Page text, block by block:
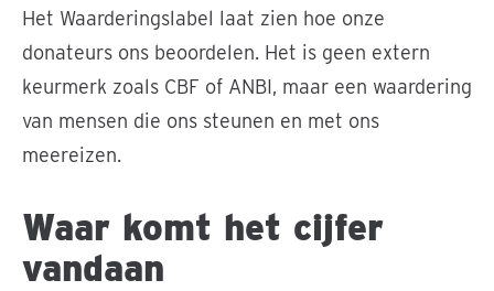
Het Waarderingslabel laat zien hoe onze
donateurs ons beoordelen. Het is geen extern
keurmerk zoals CBF of ANBI, maar een waardering
van mensen die ons steunen en met ons
meereizen.
Waar komt het cijfer
vandaan